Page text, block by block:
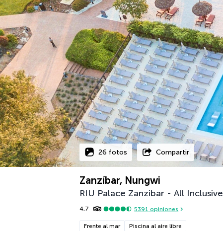
26 fotos Compartir
Zanzíbar, Nungwi
RIU Palace Zanzibar - All Inclusive
4,7 5391 opiniones
Frente al mar Piscina al aire libre